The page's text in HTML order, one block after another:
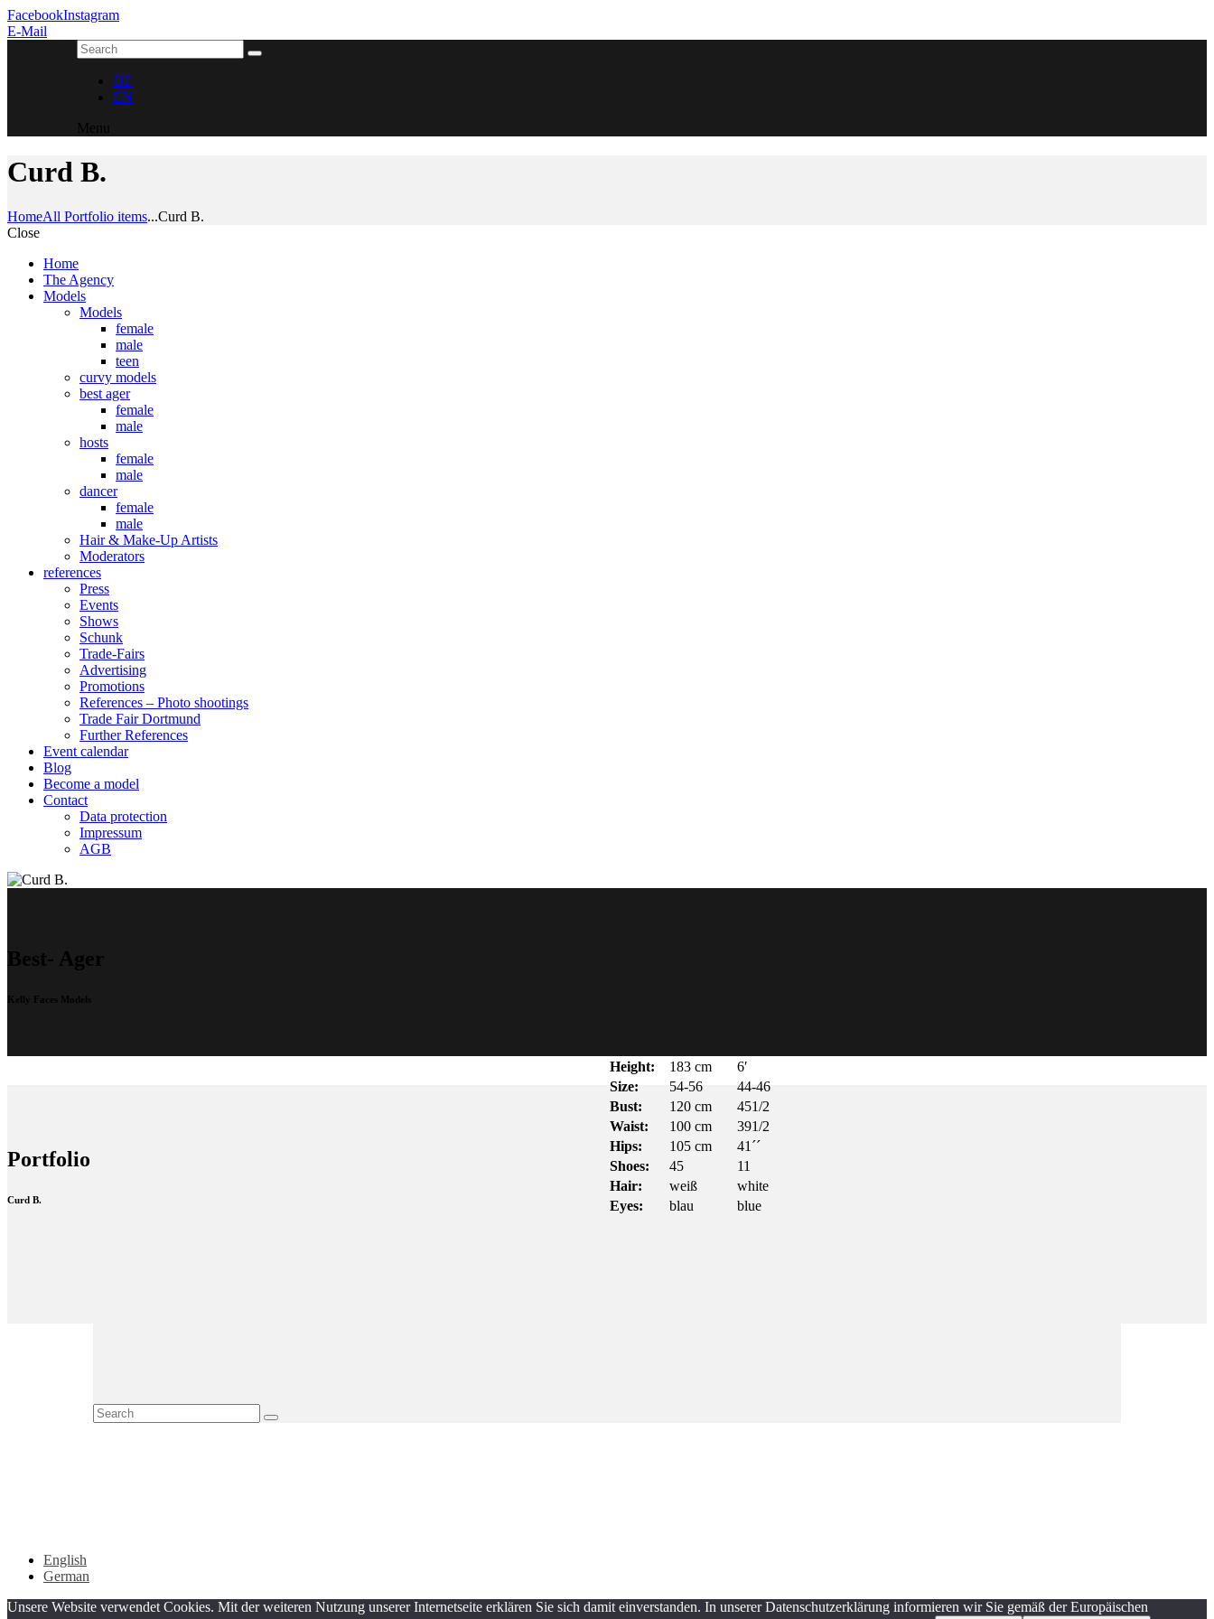
FacebookInstagram
E-Mail
DE
EN
Menu
Curd B.
HomeAll Portfolio items...Curd B.
Close
Home
The Agency
Models
Models
female
male
teen
curvy models
best ager
female
male
hosts
female
male
dancer
female
male
Hair & Make-Up Artists
Moderators
references
Press
Events
Shows
Schunk
Trade-Fairs
Advertising
Promotions
References – Photo shootings
Trade Fair Dortmund
Further References
Event calendar
Blog
Become a model
Contact
Data protection
Impressum
AGB
Best- Ager
Kelly Faces Models
Height: 183 cm
6′
Size:
54-56
44-46
Bust:
120 cm
451/2
Waist:
100 cm
391/2
Hips:
105 cm
41´´
Shoes:
45
11
Hair:
weiß
white
Eyes:
blau blue
Portfolio
Curd B.
English
German
Unsere Website verwendet Cookies. Mit der weiteren Nutzung unserer Internetseite erklären Sie sich damit einverstanden. In unserer Datenschutzerklärung informieren wir Sie gemäß der Europäischen